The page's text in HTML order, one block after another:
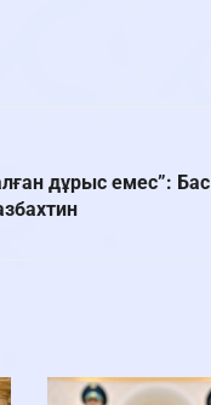
дұрыс емес”: Бас